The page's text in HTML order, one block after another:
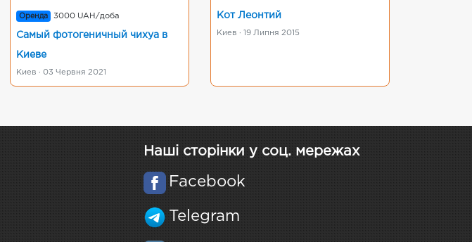
Оренда 3000 UAH/доба
Самый фотогеничный чихуа в
Киеве
Киев · 03 Червня 2021
Кот Леонтий
Киев · 19 Липня 2015
Наші сторінки у соц. мережах
Facebook
Telegram